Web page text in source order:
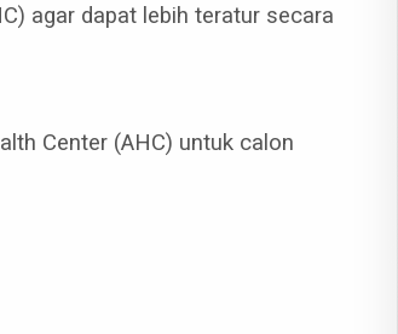
agar dapat lebih teratur secara
Center (AHC) untuk calon